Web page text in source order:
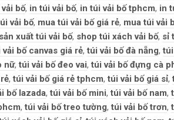
bố, in túi vải bố, in túi vải bố tphcm, in
vải bố, mua túi vải bố giá rẻ, mua túi vải
sản xuất túi vải bố, shop túi xách vải bố, sỉ
vải bố canvas giá rẻ,túi vải bố đà nẵng,
nữ,túi vải bố đeo vai,túi vải bố đựng cà
,túi vải bố giá rẻ tphcm,túi vải bố giá sỉ,
bố lazada,túi vải bố mini,túi vải bố nam,
,túi vải bố treo tường,túi vải bố trơn,